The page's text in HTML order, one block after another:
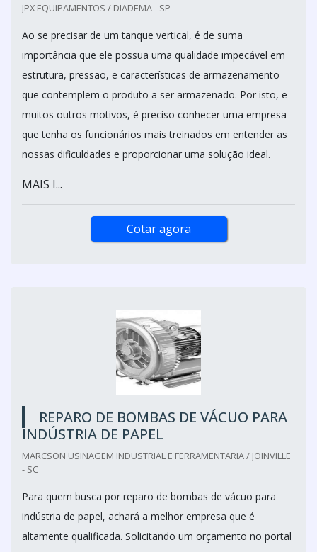
JPX EQUIPAMENTOS / DIADEMA - SP
Ao se precisar de um tanque vertical, é de suma
importância que ele possua uma qualidade impecável em
estrutura, pressão, e características de armazenamento
que contemplem o produto a ser armazenado. Por isto, e
muitos outros motivos, é preciso conhecer uma empresa
que tenha os funcionários mais treinados em entender as
nossas dificuldades e proporcionar uma solução ideal.
MAIS I...
Cotar agora
REPARO DE BOMBAS DE VÁCUO PARA
INDÚSTRIA DE PAPEL
MARCSON USINAGEM INDUSTRIAL E FERRAMENTARIA / JOINVILLE
- SC
Para quem busca por reparo de bombas de vácuo para
indústria de papel, achará a melhor empresa que é
altamente qualificada. Solicitando um orçamento no portal